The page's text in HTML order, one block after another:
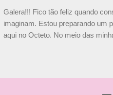
Galera!!! Fico tão feliz quando
imaginam. Estou preparando um
aqui no Octeto. No meio das
Bruno, é sua irmã caçula, Paula
Vamos lá! Bonitinha, né?